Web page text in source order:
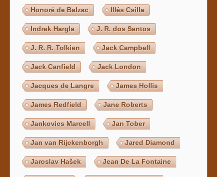
Honoré de Balzac Illés Csilla
Indrek Hargla J. R. dos Santos
J. R. R. Tolkien Jack Campbell
Jack Canfield Jack London
Jacques de Langre James Hollis
James Redfield Jane Roberts
Jankovics Marcell Jan Tober
Jan van Rijckenborgh Jared Diamond
Jaroslav Hašek Jean De La Fontaine